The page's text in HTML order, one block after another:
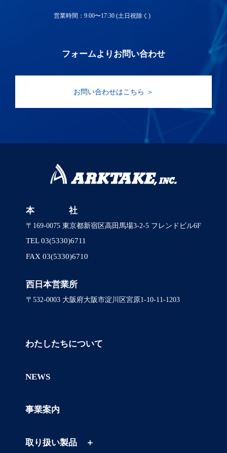
営業時間：9:00〜17:30 (土日祝除く)
フォームよりお問い合わせ
お問い合わせはこちら ＞
本 社
〒169-0075 東京都新宿区高田馬場3-2-5 フレンドビル6F
TEL 03(5330)6711
FAX 03(5330)6710
西日本営業所
〒532-0003 大阪府大阪市淀川区宮原1-10-11-1203
わたしたちについて
NEWS
事業案内
取り扱い製品 ＋